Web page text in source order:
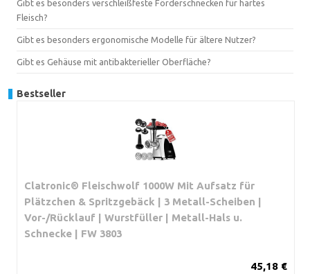
Gibt es besonders verschleißfeste Förderschnecken für hartes
Fleisch?
Gibt es besonders ergonomische Modelle für ältere Nutzer?
Gibt es Gehäuse mit antibakterieller Oberfläche?
Bestseller
Clatronic® Fleischwolf 1000W Mit Aufsatz für
Plätzchen & Spritzgebäck | 3 Metall-Scheiben |
Vor-/Rücklauf | Wurstfüller | Metall-Hals u.
Schnecke | FW 3803
45,18 €